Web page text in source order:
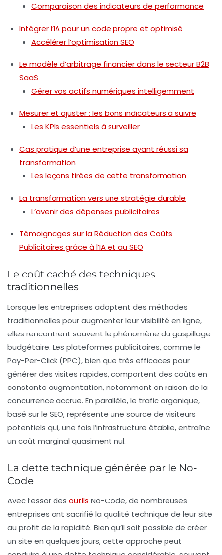
Comparaison des indicateurs de performance
Intégrer l’IA pour un code propre et optimisé
Accélérer l’optimisation SEO
Le modèle d’arbitrage financier dans le secteur B2B
SaaS
Gérer vos actifs numériques intelligemment
Mesurer et ajuster : les bons indicateurs à suivre
Les KPIs essentiels à surveiller
Cas pratique d’une entreprise ayant réussi sa
transformation
Les leçons tirées de cette transformation
La transformation vers une stratégie durable
L’avenir des dépenses publicitaires
Témoignages sur la Réduction des Coûts
Publicitaires grâce à l’IA et au SEO
Le coût caché des techniques
traditionnelles
Lorsque les entreprises adoptent des méthodes
traditionnelles pour augmenter leur visibilité en ligne,
elles rencontrent souvent le phénomène du gaspillage
budgétaire. Les plateformes publicitaires, comme le
Pay-Per-Click (PPC), bien que très efficaces pour
générer des visites rapides, comportent des coûts en
constante augmentation, notamment en raison de la
concurrence accrue. En parallèle, le trafic organique,
basé sur le SEO, représente une source de visiteurs
potentiels qui, une fois l’infrastructure établie, entraîne
un coût marginal quasiment nul.
La dette technique générée par le No-
Code
Avec l’essor des outils No-Code, de nombreuses
entreprises ont sacrifié la qualité technique de leur site
au profit de la rapidité. Bien qu’il soit possible de créer
un site en quelques jours, cette approche peut